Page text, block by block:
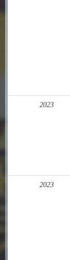
2023
2023